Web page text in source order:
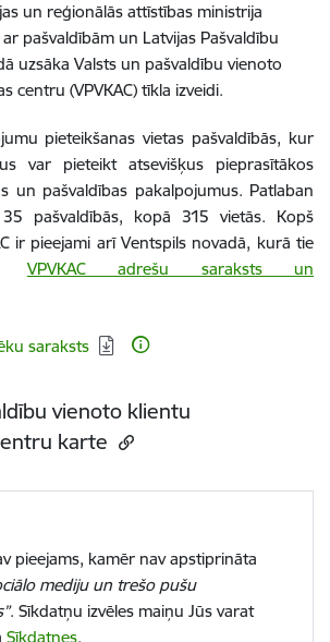
un reģionālās attīstības ministrija
pašvaldībām un Latvijas Pašvaldību
uzsāka Valsts un pašvaldību vienoto
centru (VPVKAC) tīkla izveidi.
pieteikšanas vietas pašvaldībās, kur
var pieteikt atsevišķus pieprasītākos
un pašvaldības pakalpojumus. Patlaban
pašvaldībās, kopā 315 vietās. Kopš
ir pieejami arī Ventspils novadā, kurā tie
VPVKAC adrešu saraksts un
saraksts
vienoto klientu
karte
pieejams, kamēr nav apstiprināta
mediju un trešo pušu
. Sīkdatņu izvēles maiņu Jūs varat
Sīkdatnes.